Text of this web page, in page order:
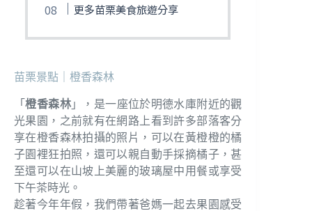
更多苗栗美食旅遊分享
苗栗景點｜橙香森林
「橙香森林」，是一座位於明德水庫附近的觀
光果園，之前就有在網路上看到許多部落客分
享在橙香森林拍攝的照片，可以在黃橙橙的橘
子園裡狂拍照，還可以親自動手採摘橘子，甚
至還可以在山坡上美麗的玻璃屋中用餐或享受
下午茶時光。
趁著今年年假，我們帶著爸媽一起去果園感受